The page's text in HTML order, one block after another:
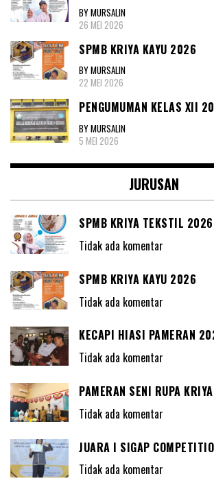
BY MURSALIN
26 MEI 2026
SPMB KRIYA KAYU 2026
BY MURSALIN
22 MEI 2026
PENGUMUMAN KELAS XII
BY MURSALIN
5 MEI 2026
JURUSAN
SPMB KRIYA TEKSTIL 2026
Tidak ada komentar
SPMB KRIYA KAYU 2026
Tidak ada komentar
KECAPI HIASI PAMERAN
Tidak ada komentar
PAMERAN SENI RUPA KRIYA
Tidak ada komentar
JUARA I SIGAP
Tidak ada komentar